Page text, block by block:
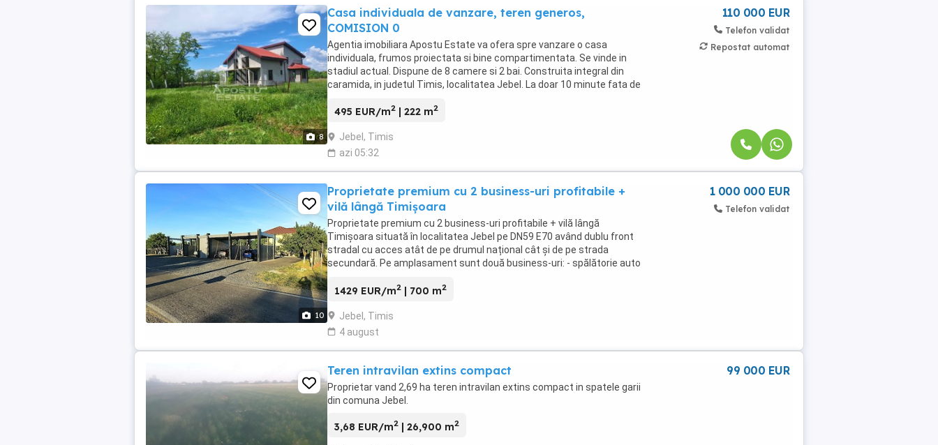
8
Casa individuala de vanzare, teren generos,
COMISION 0
Agentia imobiliara Apostu Estate va ofera spre vanzare o casa
individuala, frumos proiectata si bine compartimentata. Se vinde in
stadiul actual. Dispune de 8 camere si 2 bai. Construita integral din
caramida, in judetul Timis, localitatea Jebel. La doar 10 minute fata de
495 EUR/m2 | 222 m2
Jebel, Timis
azi 05:32
110 000 EUR
Telefon validat
Repostat automat
10
Proprietate premium cu 2 business-uri profitabile +
vilă lângă Timișoara
Proprietate premium cu 2 business-uri profitabile + vilă lângă
Timișoara situată în localitatea Jebel pe DN59 E70 având dublu front
stradal cu acces atât de pe drumul național cât și de pe strada
secundară. Pe amplasament sunt două business-uri: - spălătorie auto
1429 EUR/m2 | 700 m2
Jebel, Timis
4 august
1 000 000 EUR
Telefon validat
Teren intravilan extins compact
Proprietar vand 2,69 ha teren intravilan extins compact in spatele garii
din comuna Jebel.
3,68 EUR/m2 | 26,900 m2
99 000 EUR